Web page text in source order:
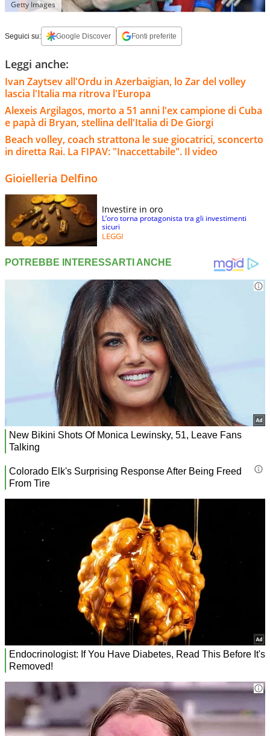
Getty Images
Seguici su: Google Discover Fonti preferite
Leggi anche:
Ivan Zaytsev all'Ordu in Azerbaigian, lo Zar del volley
lascia l'Italia ma ritrova l'Europa
Alexeis Argilagos, morto a 51 anni l'ex campione di Cuba
e papà di Bryan, stellina dell'Italia di De Giorgi
Beach volley, coach strattona le sue giocatrici, sconcerto
in diretta Rai. La FIPAV: "Inaccettabile". Il video
Gioielleria Delfino
Investire in oro
L’oro torna protagonista tra gli investimenti
sicuri
LEGGI